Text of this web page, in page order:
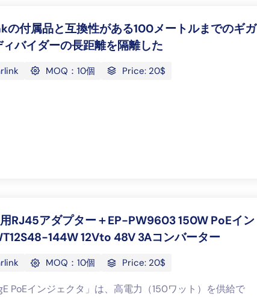
付属品と互換性がある100メートルまでのギガ
バイダーの長距離を隔離した
MOQ：10個 Price: 20$
RJ45アダプター＋EP-PW9603 150W PoEイン
144W 12Vto 48V 3Aコンバーター
MOQ：10個 Price: 20$
PoEインジェクタ」は、高電力（150ワット）を供給で